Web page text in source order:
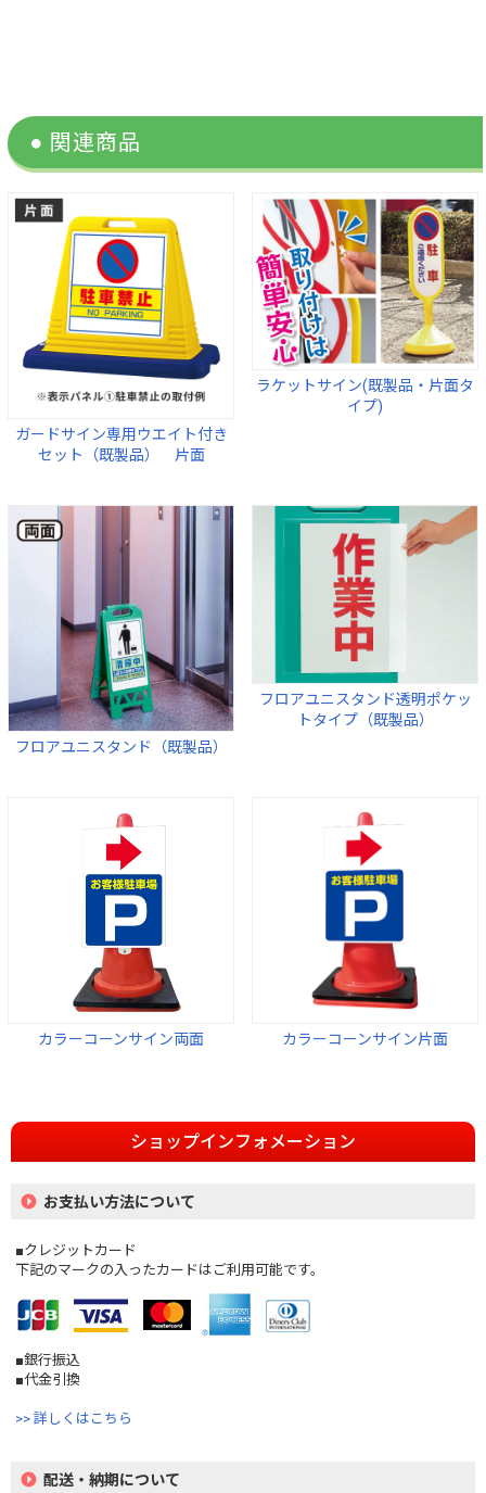
ガードサイン専用ウエイト付き
セット（既製品） 片面
ラケットサイン(既製品・片面タ
イプ)
フロアユニスタンド（既製品）
フロアユニスタンド透明ポケッ
トタイプ（既製品）
カラーコーンサイン両面 カラーコーンサイン片面
ショップインフォメーション
お支払い方法について
■クレジットカード
下記のマークの入ったカードはご利用可能です。
■銀行振込
■代金引換
>> 詳しくはこちら
配送・納期について